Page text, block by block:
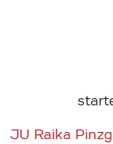
JU Raika